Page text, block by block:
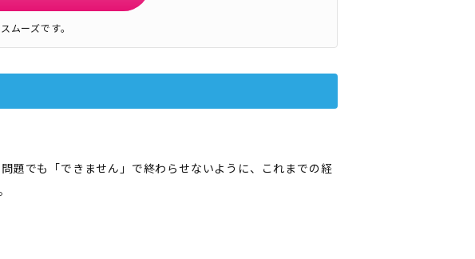
ムーズです。
題でも「できません」で終わらせないように、これまでの経